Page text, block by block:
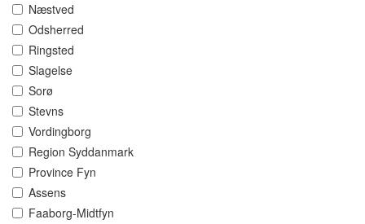
Næstved
Odsherred
Ringsted
Slagelse
Sorø
Stevns
Vordingborg
Region Syddanmark
Province Fyn
Assens
Faaborg-Midtfyn